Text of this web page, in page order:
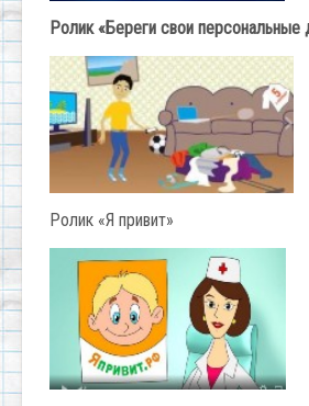
Ролик «Береги свои персональные
Ролик «Я привит»